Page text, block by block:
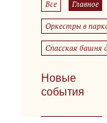
Все Главное
Оркестры в
Спасская башня
Новые
события